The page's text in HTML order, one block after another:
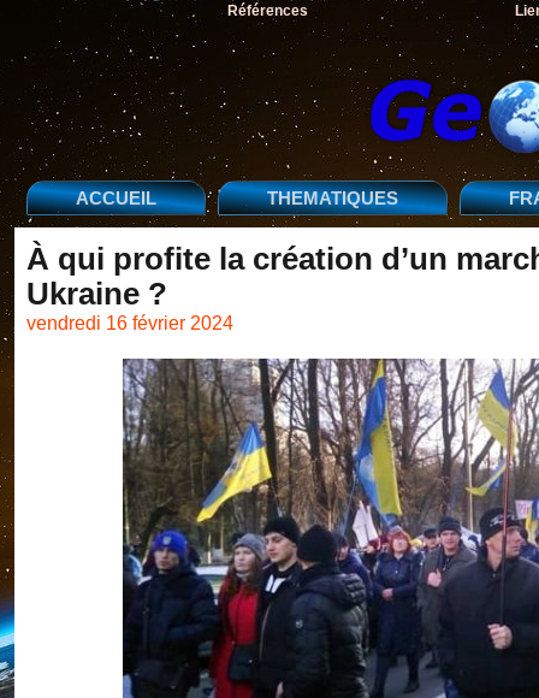
Références
ACCUEIL THEMATIQUES
À qui profite la création d’un
Ukraine ?
vendredi 16 février 2024